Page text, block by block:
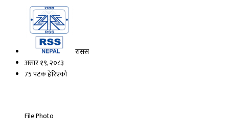
रासस
असार १९, २०८३
75 पटक हेरिएको
File Photo